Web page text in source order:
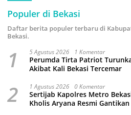
Populer di Bekasi
Daftar berita populer terbaru di
Bekasi.
1 5 Agustus 2026 1 Komentar
Perumda Tirta Patriot
Akibat Kali Bekasi Tercemar
2 1 Agustus 2026 0 Komentar
Sertijab Kapolres Metro
Kholis Aryana Resmi